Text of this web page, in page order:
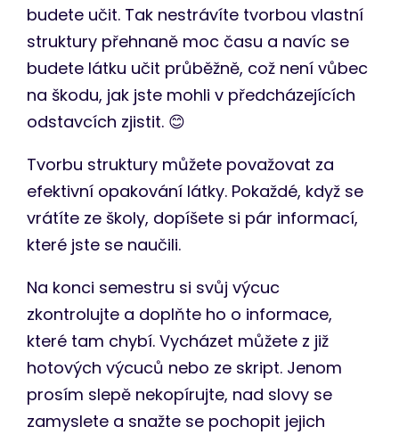
budete učit. Tak nestrávíte tvorbou vlastní
struktury přehnaně moc času a navíc se
budete látku učit průběžně, což není vůbec
na škodu, jak jste mohli v předcházejících
odstavcích zjistit. 😊
Tvorbu struktury můžete považovat za
efektivní opakování látky. Pokaždé, když se
vrátíte ze školy, dopíšete si pár informací,
které jste se naučili.
Na konci semestru si svůj výcuc
zkontrolujte a doplňte ho o informace,
které tam chybí. Vycházet můžete z již
hotových výcuců nebo ze skript. Jenom
prosím slepě nekopírujte, nad slovy se
zamyslete a snažte se pochopit jejich